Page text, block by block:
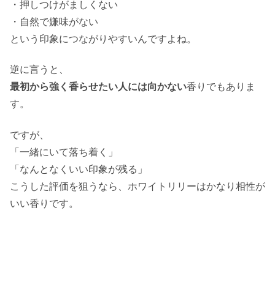
・押しつけがましくない
・自然で嫌味がない
という印象につながりやすいんですよね。
逆に言うと、
最初から強く香らせたい人には向かない香りでもありま
す。
ですが、
「一緒にいて落ち着く」
「なんとなくいい印象が残る」
こうした評価を狙うなら、ホワイトリリーはかなり相性が
いい香りです。